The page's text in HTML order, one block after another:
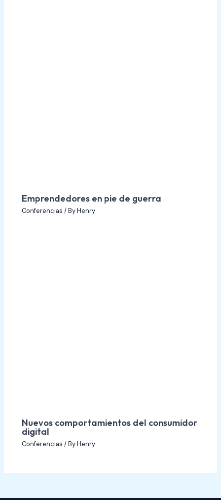
Emprendedores en pie de guerra
Conferencias / ByHenry
Nuevos comportamientos del consumidor
digital
Conferencias / ByHenry